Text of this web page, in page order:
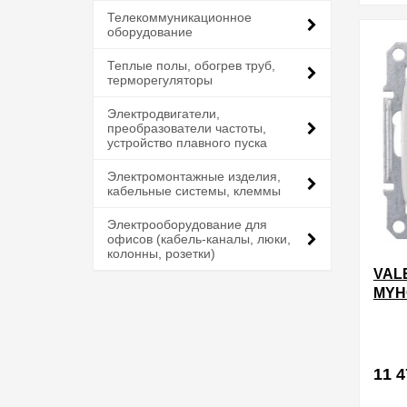
Телекоммуникационное
оборудование
Теплые полы, обогрев труб,
терморегуляторы
Электродвигатели,
преобразователи частоты,
устройство плавного пуска
Электромонтажные изделия,
кабельные системы, клеммы
Электрооборудование для
офисов (кабель-каналы, люки,
колонны, розетки)
11